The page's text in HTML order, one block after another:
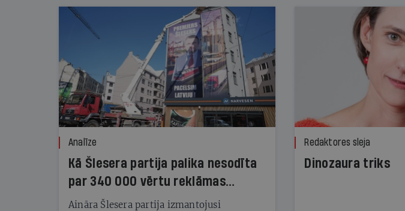
Analīze
Kā Šlesera partija palika nesodīta
par 340 000 vērtu reklāmas
kampaņu
Aināra Šlesera partija izmantojusi
Redaktores sleja
Dinozaura triks